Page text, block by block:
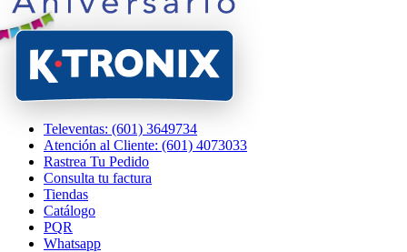
Televentas: (601) 3649734
Atención al Cliente: (601) 4073033
Rastrea Tu Pedido
Consulta tu factura
Tiendas
Catálogo
PQR
Whatsapp